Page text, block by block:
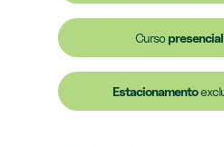
Cursopresencial
Estacionamento